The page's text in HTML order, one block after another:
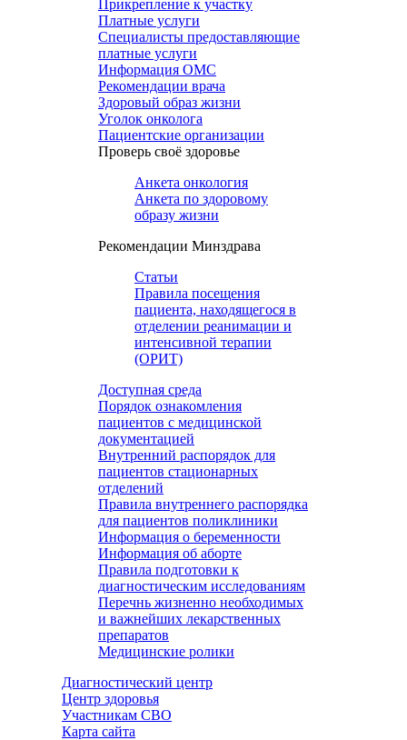
Прикрепление к участку
Платные услуги
Специалисты предоставляющие
платные услуги
Информация ОМС
Рекомендации врача
Здоровый образ жизни
Уголок онколога
Пациентские организации
Проверь своё здоровье
Анкета онкология
Анкета по здоровому
образу жизни
Рекомендации Минздрава
Статьи
Правила посещения
пациента, находящегося в
отделении реанимации и
интенсивной терапии
(ОРИТ)
Доступная среда
Порядок ознакомления
пациентов с медицинской
документацией
Внутренний распорядок для
пациентов стационарных
отделений
Правила внутреннего распорядка
для пациентов поликлиники
Информация о беременности
Информация об аборте
Правила подготовки к
диагностическим исследованиям
Перечнь жизненно необходимых
и важнейших лекарственных
препаратов
Медицинские ролики
Диагностический центр
Центр здоровья
Участникам СВО
Карта сайта